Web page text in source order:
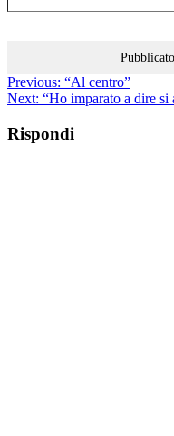
Previous: “Al centro”
Next: “Ho imparato a dire si
Rispondi